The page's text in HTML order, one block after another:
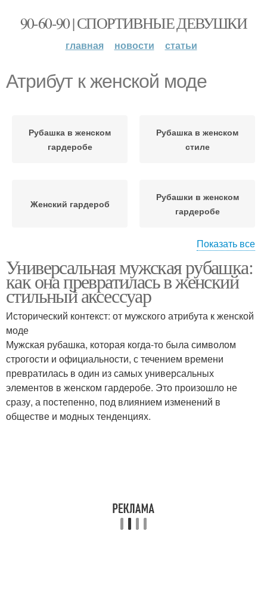
90-60-90 | СПОРТИВНЫЕ ДЕВУШКИ
главная новости статьи
Атрибут к женской моде
Рубашка в женском
гардеробе
Рубашка в женском
стиле
Женский гардероб
Рубашки в женском
гардеробе
гардеробе
Рубашка для женского
стиля
образе
Показать все
Универсальная мужская рубашка:
как она превратилась в женский
стильный аксессуар
Исторический контекст: от мужского атрибута к женской
моде
Мужская рубашка, которая когда-то была символом
строгости и официальности, с течением времени
превратилась в один из самых универсальных
элементов в женском гардеробе. Это произошло не
сразу, а постепенно, под влиянием изменений в
обществе и модных тенденциях.